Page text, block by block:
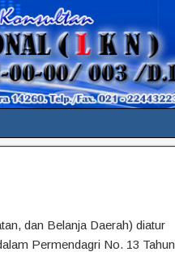
dan Belanja Daerah) diatur
Permendagri No. 13 Tahun